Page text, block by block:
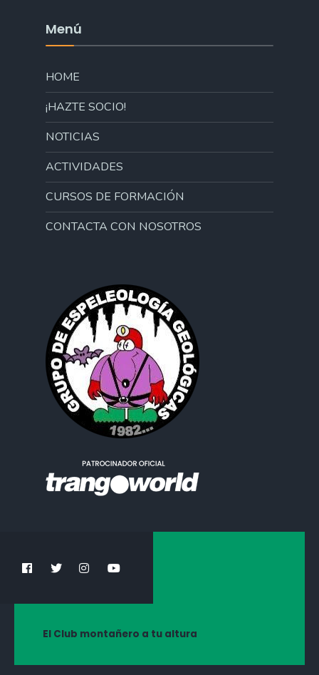
Menú
HOME
¡HAZTE SOCIO!
NOTICIAS
ACTIVIDADES
CURSOS DE FORMACIÓN
CONTACTA CON NOSOTROS
El Club montañero a tu altura